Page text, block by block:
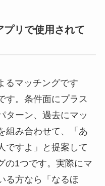
プリで使用されて
るマッチングです
す。条件面にプラス
ターン、過去にマッ
組み合わせて、「あ
ですよ」と提案して
の1つです。実際にマ
る方なら「なるほ